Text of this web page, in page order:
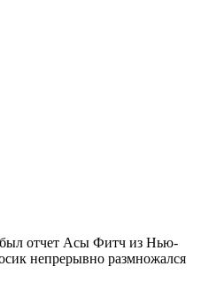
был отчет Асы Фитч из Нью-
непрерывно размножался